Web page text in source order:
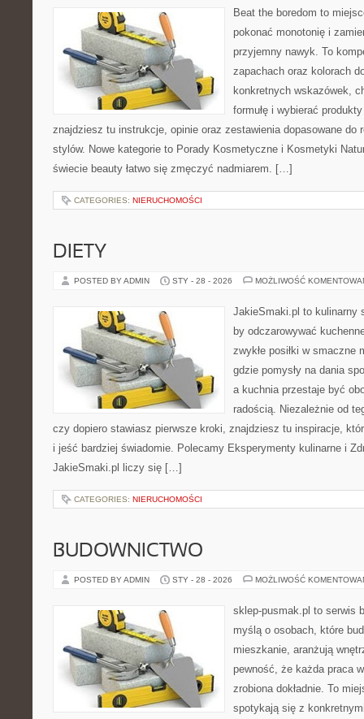
Beat the boredom to
pokonać monotonię i
przyjemny nawyk. To
zapachach oraz kolorach
konkretnych wskazówek,
formułę i wybierać
znajdziesz tu instrukcje, opinie oraz zestawienia dopasowane do
stylów. Nowe kategorie to Porady Kosmetyczne i Kosmetyki
świecie beauty łatwo się zmęczyć nadmiarem. […]
CATEGORIES: NIERUCHOMOŚCI
DIETY
POSTED BY ADMIN STY - 28 - 2026 MOŻLIWOŚĆ
JakieSmaki.pl to kulinarny
by odczarowywać
zwykłe posiłki w smaczne
gdzie pomysły na dania
a kuchnia przestaje być
radością. Niezależnie od
czy dopiero stawiasz pierwsze kroki, znajdziesz tu inspiracje,
i jeść bardziej świadomie. Polecamy Eksperymenty kulinarne i
JakieSmaki.pl liczy się […]
CATEGORIES: NIERUCHOMOŚCI
BUDOWNICTWO
POSTED BY ADMIN STY - 28 - 2026 MOŻLIWOŚĆ
sklep-pusmak.pl to serwis
myślą o osobach, które
mieszkanie, aranżują
pewność, że każda praca
zrobiona dokładnie. To
spotykają się z